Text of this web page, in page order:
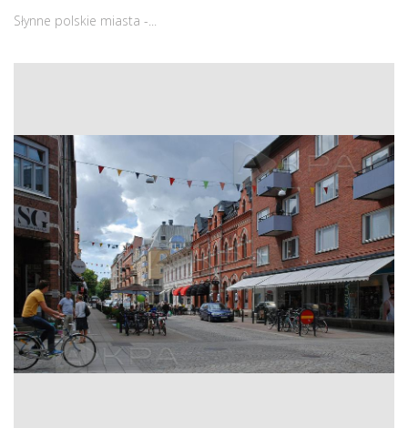
Słynne polskie miasta -...